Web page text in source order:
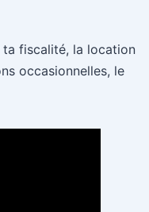
fiscalité, la location
occasionnelles, le